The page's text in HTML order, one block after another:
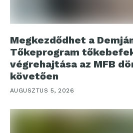
Megkezdődhet a
Tőkeprogram
végrehajtása az MFB
követően
AUGUSZTUS 5, 2026